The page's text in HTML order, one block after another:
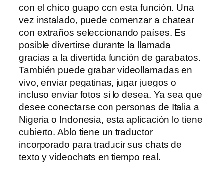
con el chico guapo con esta función. Una
vez instalado, puede comenzar a chatear
con extraños seleccionando países. Es
posible divertirse durante la llamada
gracias a la divertida función de garabatos.
También puede grabar videollamadas en
vivo, enviar pegatinas, jugar juegos o
incluso enviar fotos si lo desea. Ya sea que
desee conectarse con personas de Italia a
Nigeria o Indonesia, esta aplicación lo tiene
cubierto. Ablo tiene un traductor
incorporado para traducir sus chats de
texto y videochats en tiempo real.